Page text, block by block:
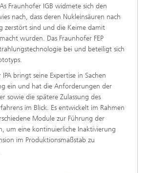
Fraunhofer IGB widmete sich den
nach, dass deren Nukleinsäuren nach
zerstört sind und die Keime damit
wurden. Das Fraunhofer FEP
bei und beteiligt sich
IPA bringt seine Expertise in Sachen
ein und hat die Anforderungen der
sowie die spätere Zulassung des
im Blick. Es entwickelt im Rahmen
Module zur Führung der
um eine kontinuierliche Inaktivierung
im Produktionsmaßstab zu